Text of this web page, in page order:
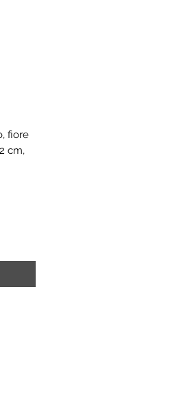
fiore
cm,